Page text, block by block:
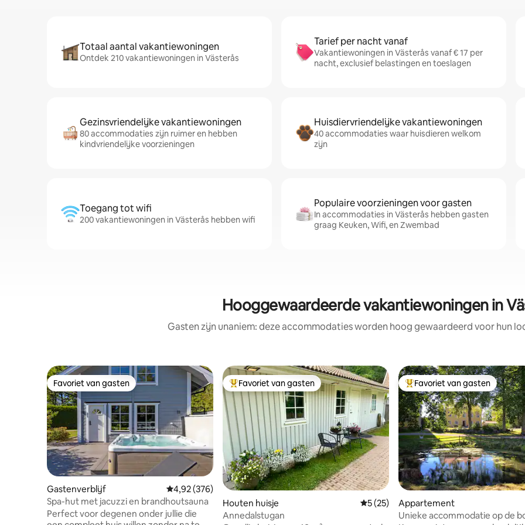
Totaal aantal vakantiewoningen
Ontdek 210 vakantiewoningen in Västerås
Tarief per nacht vanaf
Vakantiewoningen in Västerås vanaf € 17 per
nacht, exclusief belastingen en toeslagen
Gezinsvriendelijke vakantiewoningen
80 accommodaties zijn ruimer en hebben
kindvriendelijke voorzieningen
Huisdiervriendelijke vakantiewoningen
40 accommodaties waar huisdieren welkom
zijn
Toegang tot wifi
200 vakantiewoningen in Västerås hebben wifi
Populaire voorzieningen voor gasten
In accommodaties in Västerås hebben gasten
graag Keuken, Wifi, en Zwembad
Hooggewaardeerde vakantiewoningen in
Gasten zijn unaniem: deze accommodaties worden hoog gewaardeerd voor hun
Favoriet van gasten
Favoriet van gasten
Gastenverblijf Gemiddelde beoordeling van 4,92 op 5, 376 recensies
4,92 (376)
Spa-hut met jacuzzi en brandhoutsauna
Perfect voor degenen onder jullie die
Topfavoriet van gasten
Favoriet van gasten
Houten huisje Gemiddelde beoordeling van 5 op 5, 25
5 (25)
Annedalstugan
Topfavoriet van gasten
Favoriet van gasten
Appartement
Unieke accommodatie op de